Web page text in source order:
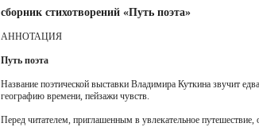
сборник стихотворений «Путь поэта»
АННОТАЦИЯ
Путь поэта
Название поэтической выставки Владимира Куткина звучит
географию времени, пейзажи чувств.
Перед читателем, приглашенным в увлекательное